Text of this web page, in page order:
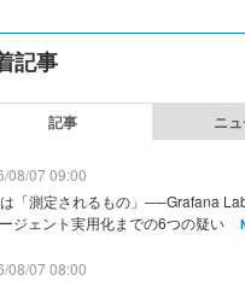
記事
記事 ニ
08/07 09:00
「測定されるもの」──Grafana
ジェント実用化までの6つの疑い
08/07 08:00